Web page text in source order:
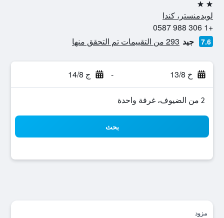
2 نجمتين
لويدمنستر، كندا
+1 306 988 0587
7.6 جيد 293 من التقييمات تم التحقق منها
خ 13/8 - ج 14/8
2 من الضيوف، غرفة واحدة
بحث
مزود